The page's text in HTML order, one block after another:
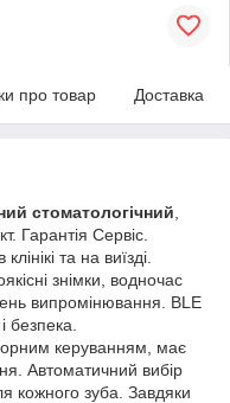
про товар Доставка
стоматологічний
Гарантія Сервіс.
та на виїзді.
знімки, водночас
випромінювання. BLE
безпека.
керуванням, має
Автоматичний вибір
кожного зуба. Завдяки